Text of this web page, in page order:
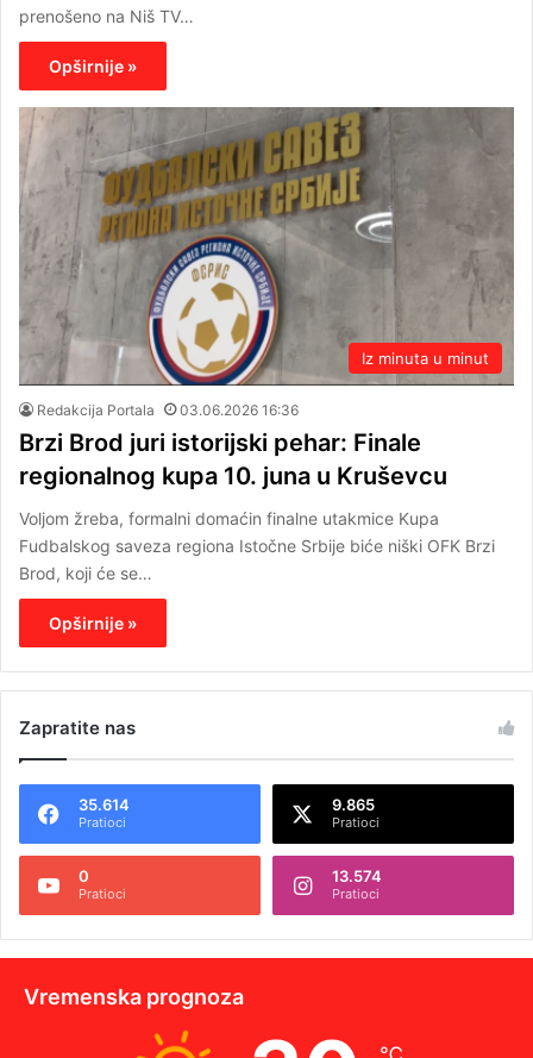
prenošeno na Niš TV…
Opširnije »
Iz minuta u minut
Redakcija Portala 03.06.2026 16:36
Brzi Brod juri istorijski pehar: Finale
regionalnog kupa 10. juna u Kruševcu
Voljom žreba, formalni domaćin finalne utakmice Kupa
Fudbalskog saveza regiona Istočne Srbije biće niški OFK Brzi
Brod, koji će se…
Opširnije »
Zapratite nas
35.614
Pratioci
9.865
Pratioci
0
Pratioci
13.574
Pratioci
Vremenska prognoza